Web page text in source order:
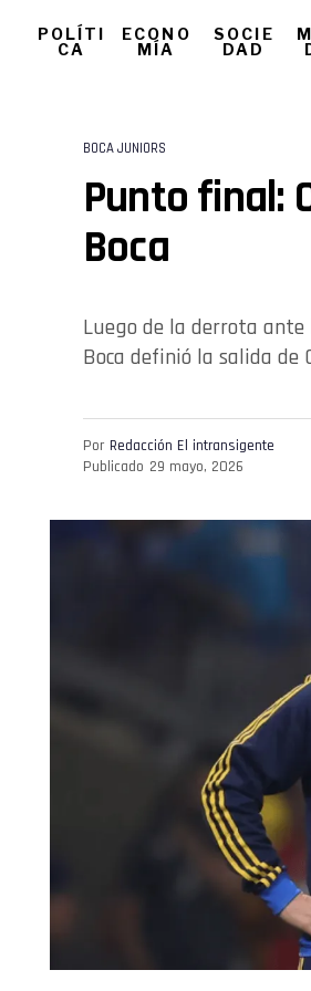
POLÍTI
CA
ECONO
MÍA
SOCIE
DAD
BOCA JUNIORS
Punto final:
Boca
Luego de la derrota
Boca definió la salida de
Por Redacción El intransigente
Publicado 29 mayo, 2026